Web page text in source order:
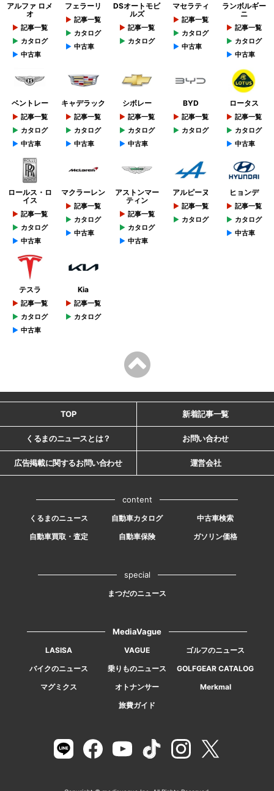
アルファ ロメ
オ
記事一覧
カタログ
中古車
フェラーリ
記事一覧
カタログ
中古車
DSオートモビ
ルズ
記事一覧
カタログ
マセラティ
記事一覧
カタログ
中古車
ランボルギー
ニ
記事一覧
カタログ
中古車
ベントレー
記事一覧
カタログ
中古車
キャデラック
記事一覧
カタログ
中古車
シボレー
記事一覧
カタログ
中古車
BYD
記事一覧
カタログ
ロータス
記事一覧
カタログ
中古車
ロールス・ロ
イス
記事一覧
カタログ
中古車
マクラーレン
記事一覧
カタログ
中古車
アストンマー
ティン
記事一覧
カタログ
中古車
アルピーヌ
記事一覧
カタログ
ヒョンデ
記事一覧
カタログ
中古車
テスラ
記事一覧
カタログ
中古車
Kia
記事一覧
カタログ
TOP 新着記事一覧
くるまのニュースとは？ お問い合わせ
広告掲載に関するお問い合わせ 運営会社
content
くるまのニュース 自動車カタログ
中古車検索
自動車買取・査定
自動車保険 ガソリン価格
special
まつだのニュース
MediaVague
LASISA VAGUE
ゴルフのニュース
バイクのニュース
乗りものニュース
GOLFGEAR CATALOG
マグミクス
オトナンサー
Merkmal
旅費ガイド